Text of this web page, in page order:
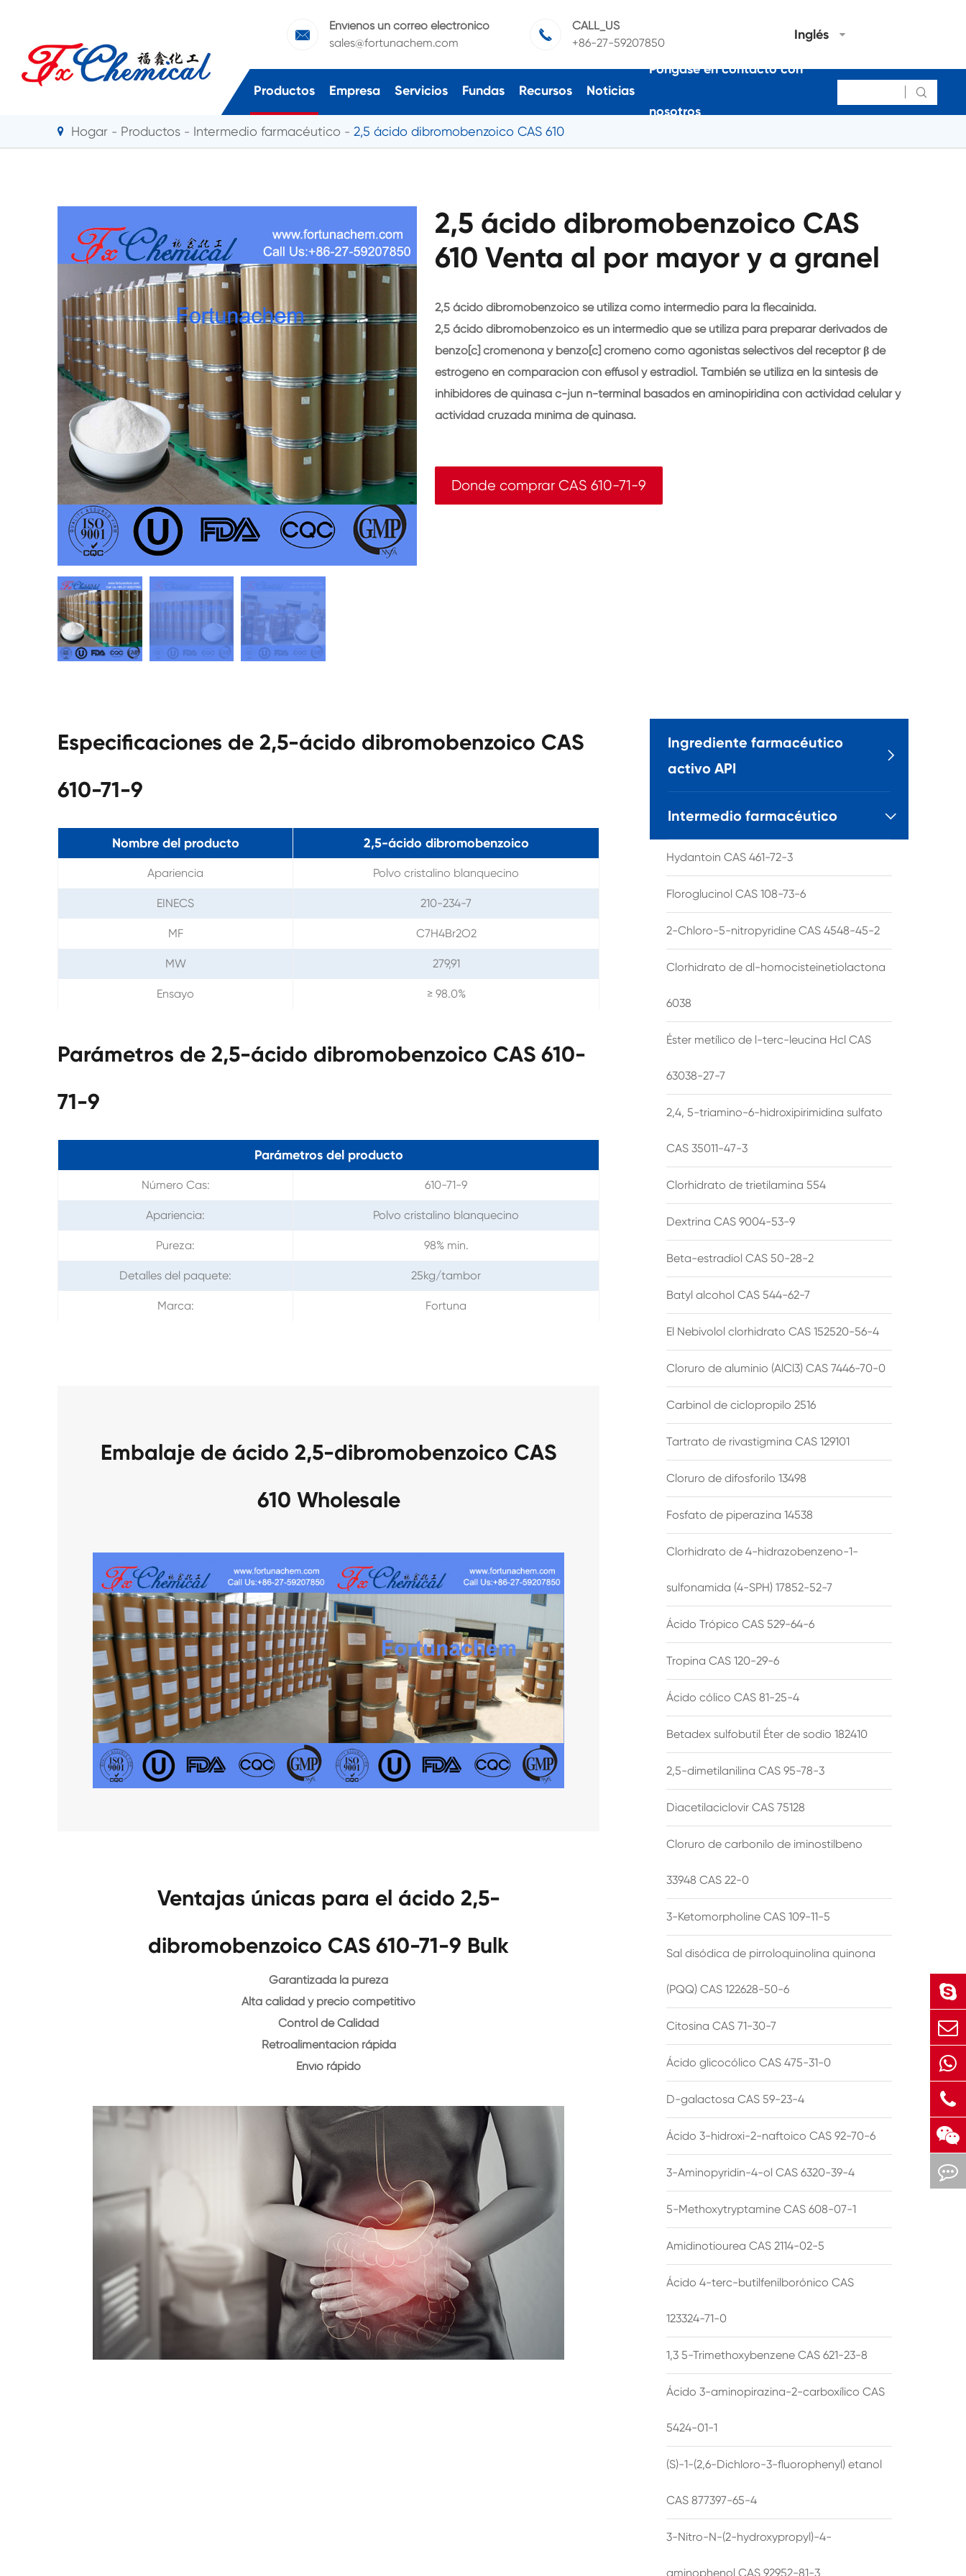

Envíenos un correo electrónico
sales@fortunachem.com

CALL_US
+86-27-59207850
Inglés
Productos Empresa Servicios Fundas Recursos Noticias
Póngase en contacto con
nosotros

Hogar Productos Intermedio farmacéutico 2,5 ácido dibromobenzoico CAS 610
2,5 ácido dibromobenzoico CAS
610 Venta al por mayor y a granel
2,5 ácido dibromobenzoico se utiliza como intermedio para la flecainida.
2,5 ácido dibromobenzoico es un intermedio que se utiliza para preparar derivados de
benzo[c] cromenona y benzo[c] cromeno como agonistas selectivos del receptor β de
estrógeno en comparación con effusol y estradiol. También se utiliza en la síntesis de
inhibidores de quinasa c-jun n-terminal basados en aminopiridina con actividad celular y
actividad cruzada mínima de quinasa.
Donde comprar CAS 610-71-9
Especificaciones de 2,5-ácido dibromobenzoico CAS
610-71-9
Nombre del producto 2,5-ácido dibromobenzoico
Apariencia Polvo cristalino blanquecino
EINECS 210-234-7
MF C7H4Br2O2
MW 279,91
Ensayo ≥ 98.0%
Parámetros de 2,5-ácido dibromobenzoico CAS 610-
71-9
Parámetros del producto
Número Cas: 610-71-9
Apariencia: Polvo cristalino blanquecino
Pureza: 98% min.
Detalles del paquete: 25kg/tambor
Marca: Fortuna
Embalaje de ácido 2,5-dibromobenzoico CAS
610 Wholesale
Ventajas únicas para el ácido 2,5-
dibromobenzoico CAS 610-71-9 Bulk
Garantizada la pureza
Alta calidad y precio competitivo
Control de Calidad
Retroalimentación rápida
Envío rápido
Ingrediente farmacéutico
activo API

Intermedio farmacéutico 
Hydantoin CAS 461-72-3
Floroglucinol CAS 108-73-6
2-Chloro-5-nitropyridine CAS 4548-45-2
Clorhidrato de dl-homocisteinetiolactona
6038
Éster metílico de l-terc-leucina Hcl CAS
63038-27-7
2,4, 5-triamino-6-hidroxipirimidina sulfato
CAS 35011-47-3
Clorhidrato de trietilamina 554
Dextrina CAS 9004-53-9
Beta-estradiol CAS 50-28-2
Batyl alcohol CAS 544-62-7
El Nebivolol clorhidrato CAS 152520-56-4
Cloruro de aluminio (AlCl3) CAS 7446-70-0
Carbinol de ciclopropilo 2516
Tartrato de rivastigmina CAS 129101
Cloruro de difosforilo 13498
Fosfato de piperazina 14538
Clorhidrato de 4-hidrazobenzeno-1-
sulfonamida (4-SPH) 17852-52-7
Ácido Trópico CAS 529-64-6
Tropina CAS 120-29-6
Ácido cólico CAS 81-25-4
Betadex sulfobutil Éter de sodio 182410
2,5-dimetilanilina CAS 95-78-3
Diacetilaciclovir CAS 75128
Cloruro de carbonilo de iminostilbeno
33948 CAS 22-0
3-Ketomorpholine CAS 109-11-5
Sal disódica de pirroloquinolina quinona
(PQQ) CAS 122628-50-6
Citosina CAS 71-30-7
Ácido glicocólico CAS 475-31-0
D-galactosa CAS 59-23-4
Ácido 3-hidroxi-2-naftoico CAS 92-70-6
3-Aminopyridin-4-ol CAS 6320-39-4
5-Methoxytryptamine CAS 608-07-1
Amidinotiourea CAS 2114-02-5
Ácido 4-terc-butilfenilborónico CAS
123324-71-0
1,3 5-Trimethoxybenzene CAS 621-23-8
Ácido 3-aminopirazina-2-carboxílico CAS
5424-01-1
(S)-1-(2,6-Dichloro-3-fluorophenyl) etanol
CAS 877397-65-4
3-Nitro-N-(2-hydroxypropyl)-4-
aminophenol CAS 92952-81-3